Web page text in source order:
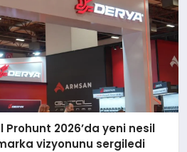
2026’da yeni nesil
vizyonunu sergiledi